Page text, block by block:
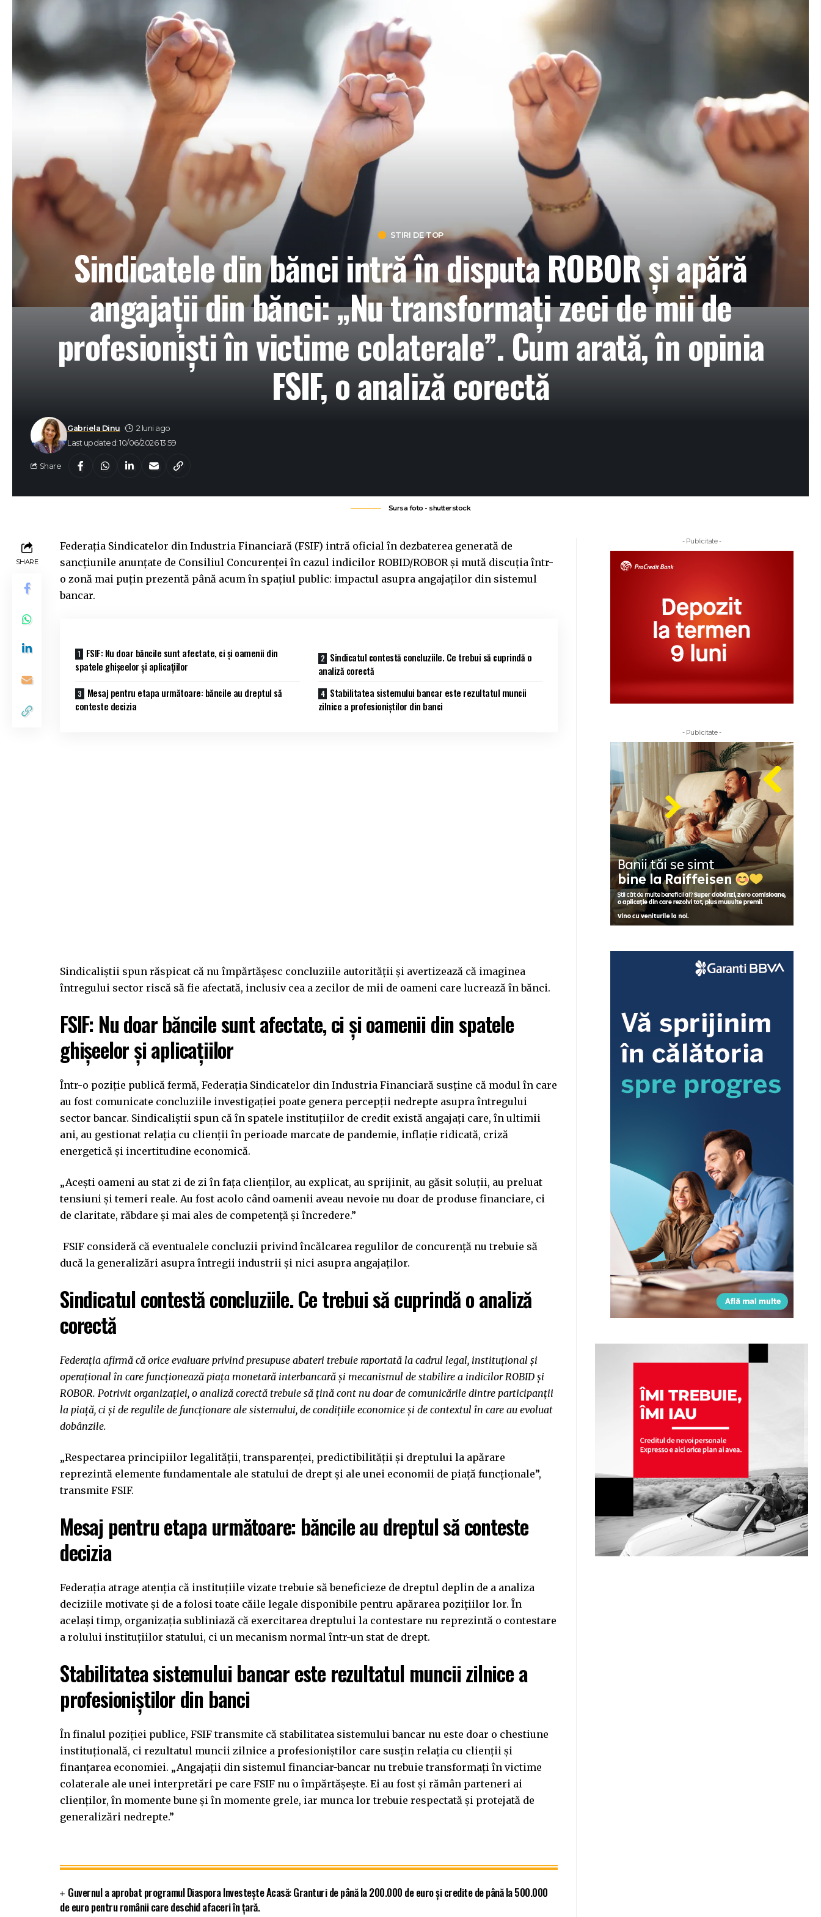
STIRI DE TOP
Sindicatele din bănci intră în disputa ROBOR și apără
angajații din bănci: „Nu transformați zeci de mii de
profesioniști în victime colaterale”. Cum arată, în opinia
FSIF, o analiză corectă
Last updated: 10/06/2026 13:59
Gabriela Dinu 2 luni ago
Share
Sursa foto - shutterstock
SHARE
Federația Sindicatelor din Industria Financiară (FSIF) intră oficial în dezbaterea generată de
sancțiunile anunțate de Consiliul Concurenței în cazul indicilor ROBID/ROBOR și mută discuția într-
o zonă mai puțin prezentă până acum în spațiul public: impactul asupra angajaților din sistemul
bancar.
FSIF: Nu doar băncile sunt afectate, ci și oamenii din
spatele ghișeelor și aplicațiilor
Sindicatul contestă concluziile. Ce trebui să cuprindă o
analiză corectă
Mesaj pentru etapa următoare: băncile au dreptul să
conteste decizia
Stabilitatea sistemului bancar este rezultatul muncii
zilnice a profesioniștilor din banci
Sindicaliștii spun răspicat că nu împărtășesc concluziile autorității și avertizează că imaginea
întregului sector riscă să fie afectată, inclusiv cea a zecilor de mii de oameni care lucrează în bănci.
FSIF: Nu doar băncile sunt afectate, ci și oamenii din spatele
ghișeelor și aplicațiilor
Într-o poziție publică fermă, Federația Sindicatelor din Industria Financiară susține că modul în care
au fost comunicate concluziile investigației poate genera percepții nedrepte asupra întregului
sector bancar. Sindicaliștii spun că în spatele instituțiilor de credit există angajați care, în ultimii
ani, au gestionat relația cu clienții în perioade marcate de pandemie, inflație ridicată, criză
energetică și incertitudine economică.
„Acești oameni au stat zi de zi în fața clienților, au explicat, au sprijinit, au găsit soluții, au preluat
tensiuni și temeri reale. Au fost acolo când oamenii aveau nevoie nu doar de produse financiare, ci
de claritate, răbdare și mai ales de competență și încredere.”
FSIF consideră că eventualele concluzii privind încălcarea regulilor de concurență nu trebuie să
ducă la generalizări asupra întregii industrii și nici asupra angajaților.
Sindicatul contestă concluziile. Ce trebui să cuprindă o analiză
corectă
Federația afirmă că orice evaluare privind presupuse abateri trebuie raportată la cadrul legal, instituțional și
operațional în care funcționează piața monetară interbancară și mecanismul de stabilire a indicilor ROBID și
ROBOR. Potrivit organizației, o analiză corectă trebuie să țină cont nu doar de comunicările dintre participanții
la piață, ci și de regulile de funcționare ale sistemului, de condițiile economice și de contextul în care au evoluat
dobânzile.
„Respectarea principiilor legalității, transparenței, predictibilității și dreptului la apărare
reprezintă elemente fundamentale ale statului de drept și ale unei economii de piață funcționale”,
transmite FSIF.
Mesaj pentru etapa următoare: băncile au dreptul să conteste
decizia
Federația atrage atenția că instituțiile vizate trebuie să beneficieze de dreptul deplin de a analiza
deciziile motivate și de a folosi toate căile legale disponibile pentru apărarea pozițiilor lor. În
același timp, organizația subliniază că exercitarea dreptului la contestare nu reprezintă o contestare
a rolului instituțiilor statului, ci un mecanism normal într-un stat de drept.
Stabilitatea sistemului bancar este rezultatul muncii zilnice a
profesioniștilor din banci
În finalul poziției publice, FSIF transmite că stabilitatea sistemului bancar nu este doar o chestiune
instituțională, ci rezultatul muncii zilnice a profesioniștilor care susțin relația cu clienții și
finanțarea economiei. „Angajații din sistemul financiar-bancar nu trebuie transformați în victime
colaterale ale unei interpretări pe care FSIF nu o împărtășește. Ei au fost și rămân parteneri ai
clienților, în momente bune și în momente grele, iar munca lor trebuie respectată și protejată de
generalizări nedrepte.”
Guvernul a aprobat programul Diaspora Investește Acasă: Granturi de până la 200.000 de euro și credite de până la 500.000
de euro pentru românii care deschid afaceri în țară.
- Publicitate -
- Publicitate -